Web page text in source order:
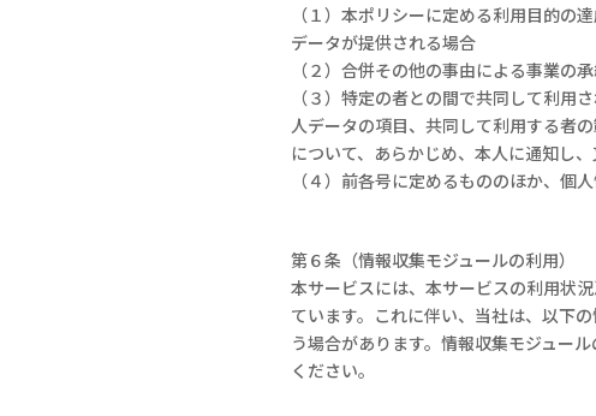
（１）本ポリシーに定める利用目的の
データが提供される場合
（２）合併その他の事由による事業の
（３）特定の者との間で共同して利用
人データの項目、共同して利用する者
について、あらかじめ、本人に通知し
（４）前各号に定めるもののほか、個
第６条（情報収集モジュールの利用）
本サービスには、本サービスの利用状
ています。これに伴い、当社は、以下
う場合があります。情報収集モジュー
ください。